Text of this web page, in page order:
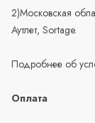
2)Московская
Аутлет, Sortage.
Подробнее об
Оплата